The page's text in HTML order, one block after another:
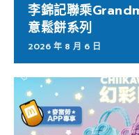
李錦記聯乘
意鬆餅系列
2026 年 8 月 6 日